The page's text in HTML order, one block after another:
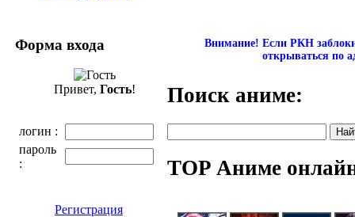
Форма входа
Привет, Гость!
логин :
пароль
:
Регистрация
Внимание! Если РКН
открываться по
Поиск аниме:
TOP Аниме